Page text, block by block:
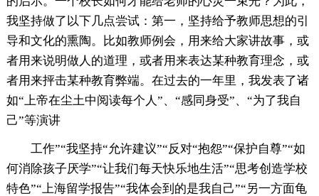
我坚持做了以下几点尝试：第一，坚持给予教师思想的引
导和文化的熏陶。比如教师例会，用来给大家讲故事，或
者用来说明做人的道理，或者用来表达某种教育理念，或
者用来抨击某种教育弊端。在过去的一年里，我发表了诸
如“上帝在尘土中阅读每个人”、“感同身受”、“为了我自
己”等演讲
工作”“我坚持“允许建议”“反对“抱怨”“保护自尊”“如
何消除孩子厌学”“让我们每天快乐地生活”“思考创造学校
特色”“上海留学报告”“我体会到的是我自己”“另一方面龟